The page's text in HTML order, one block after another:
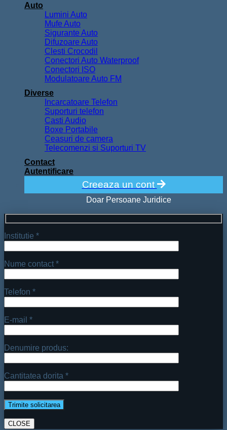
Auto
Lumini Auto
Mufe Auto
Sigurante Auto
Difuzoare Auto
Clesti Crocodil
Conectori Auto Waterproof
Conectori ISO
Modulatoare Auto FM
Diverse
Incarcatoare Telefon
Suporturi telefon
Casti Audio
Boxe Portabile
Ceasuri de camera
Telecomenzi si Suporturi TV
Contact
Autentificare
Creeaza un cont
Doar Persoane Juridice
Institutie *
Nume contact *
Telefon *
E-mail *
Denumire produs:
Cantitatea dorita *
CLOSE